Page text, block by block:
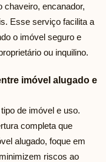
encanador,
Esse serviço facilita a
o imóvel seguro e
ou inquilino.
imóvel alugado e
de imóvel e uso.
completa que
alugado, foque em
riscos ao